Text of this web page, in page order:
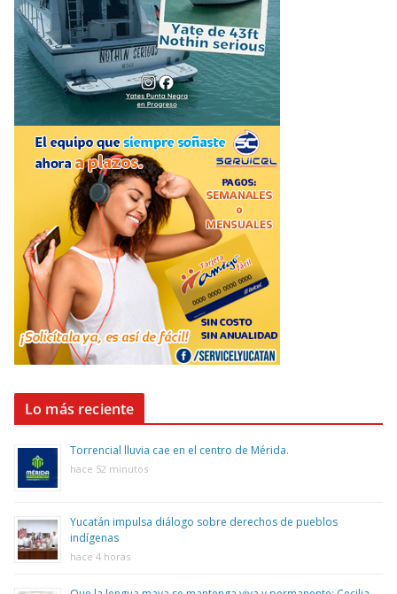
Lo más reciente
Torrencial lluvia cae en el centro de Mérida.
hace 52 minutos
Yucatán impulsa diálogo sobre derechos de pueblos
indígenas
hace 4 horas